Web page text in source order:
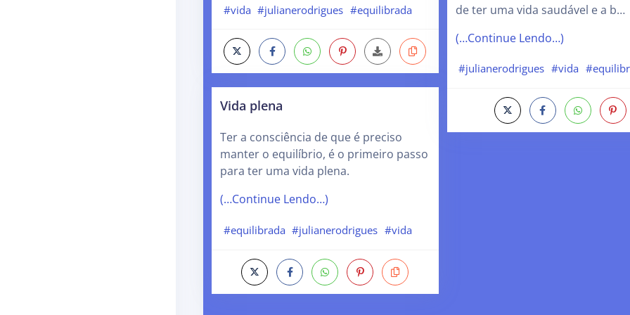
#vida #julianerodrigues #equilibrada
Vida plena
Ter a consciência de que é preciso
manter o equilíbrio, é o primeiro passo
para ter uma vida plena.
(…Continue Lendo…)
#equilibrada #julianerodrigues #vida
de ter uma vida saudável e a b…
(…Continue Lendo…)
#julianerodrigues #vida